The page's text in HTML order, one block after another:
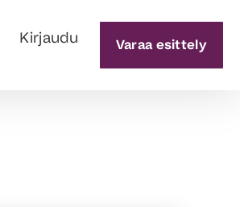
Kirjaudu Varaa esittely